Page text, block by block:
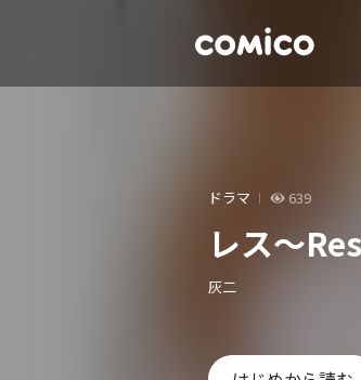
ドラマ 639
レス～
灰二